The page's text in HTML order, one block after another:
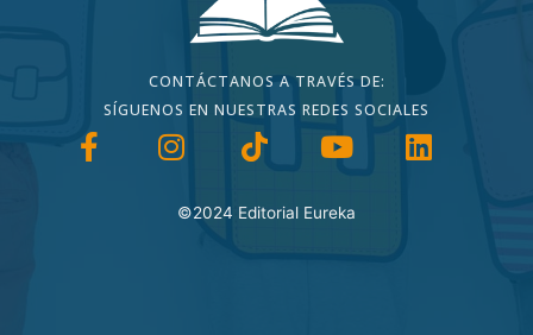
CONTÁCTANOS A TRAVÉS DE:
SÍGUENOS EN NUESTRAS REDES SOCIALES
©2024 Editorial Eureka